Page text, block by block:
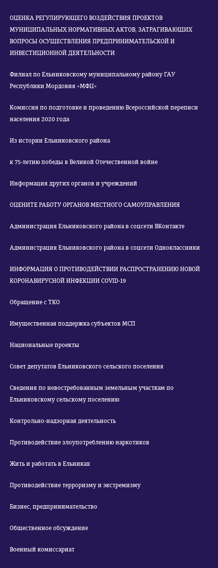
ОЦЕНКА РЕГУЛИРУЮЩЕГО ВОЗДЕЙСТВИЯ ПРОЕКТОВ
МУНИЦИПАЛЬНЫХ НОРМАТИВНЫХ АКТОВ, ЗАТРАГИВАЮЩИХ
ВОПРОСЫ ОСУЩЕСТВЛЕНИЯ ПРЕДПРИНИМАТЕЛЬСКОЙ И
ИНВЕСТИЦИОННОЙ ДЕЯТЕЛЬНОСТИ
Филиал по Ельниковскому муниципальному району ГАУ
Республики Мордовия «МФЦ»
Комиссия по подготовке и проведению Всероссийской переписи
населения 2020 года
Из истории Ельниковского района
к 75-летию победы в Великой Отечественной войне
Информация других органов и учреждений
ОЦЕНИТЕ РАБОТУ ОРГАНОВ МЕСТНОГО САМОУПРАВЛЕНИЯ
Администрация Ельниковского района в соцсети ВКонтакте
Администрация Ельниковского района в соцсети Одноклассники
ИНФОРМАЦИЯ О ПРОТИВОДЕЙСТВИИ РАСПРОСТРАНЕНИЮ НОВОЙ
КОРОНАВИРУСНОЙ ИНФЕКЦИИ COVID-19
Обращение с ТКО
Имущественная поддержка субъектов МСП
Национальные проекты
Совет депутатов Ельниковского сельского поселения
Сведения по невостребованным земельным участкам по
Ельниковскому сельскому поселению
Контрольно-надзорная деятельность
Противодействие злоупотреблению наркотиков
Жить и работать в Ельниках
Противодействие терроризму и экстремизму
Бизнес, предпринимательство
Общественное обсуждение
Военный комиссариат